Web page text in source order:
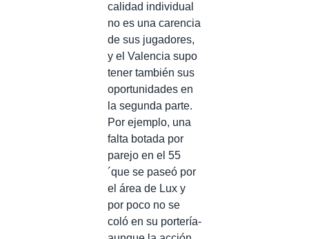
calidad individual
no es una carencia
de sus jugadores,
y el Valencia supo
tener también sus
oportunidades en
la segunda parte.
Por ejemplo, una
falta botada por
parejo en el 55
´que se paseó por
el área de Lux y
por poco no se
coló en su portería-